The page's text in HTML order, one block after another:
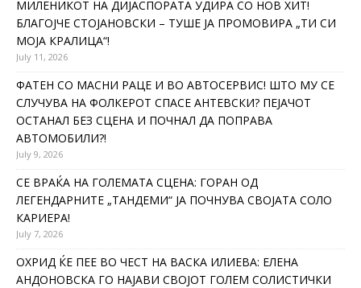
МИЛЕНИКОТ НА ДИЈАСПОРАТА УДИРА СО НОВ ХИТ!
БЛАГОЈЧЕ СТОЈАНОВСКИ – ТУШЕ ЈА ПРОМОВИРА „ТИ СИ
МОЈА КРАЛИЦА“!
July 11, 2026
ФАТЕН СО МАСНИ РАЦЕ И ВО АВТОСЕРВИС! ШТО МУ СЕ
СЛУЧУВА НА ФОЛКЕРОТ СПАСЕ АНТЕВСКИ? ПЕЈАЧОТ
ОСТАНАЛ БЕЗ СЦЕНА И ПОЧНАЛ ДА ПОПРАВА
АВТОМОБИЛИ?!
July 9, 2026
СЕ ВРАЌА НА ГОЛЕМАТА СЦЕНА: ГОРАН ОД
ЛЕГЕНДАРНИТЕ „ТАНДЕМИ“ ЈА ПОЧНУВА СВОЈАТА СОЛО
КАРИЕРА!
July 7, 2026
ОХРИД ЌЕ ПЕЕ ВО ЧЕСТ НА ВАСКА ИЛИЕВА: ЕЛЕНА
АНДОНОВСКА ГО НАЈАВИ СВОЈОТ ГОЛЕМ СОЛИСТИЧКИ